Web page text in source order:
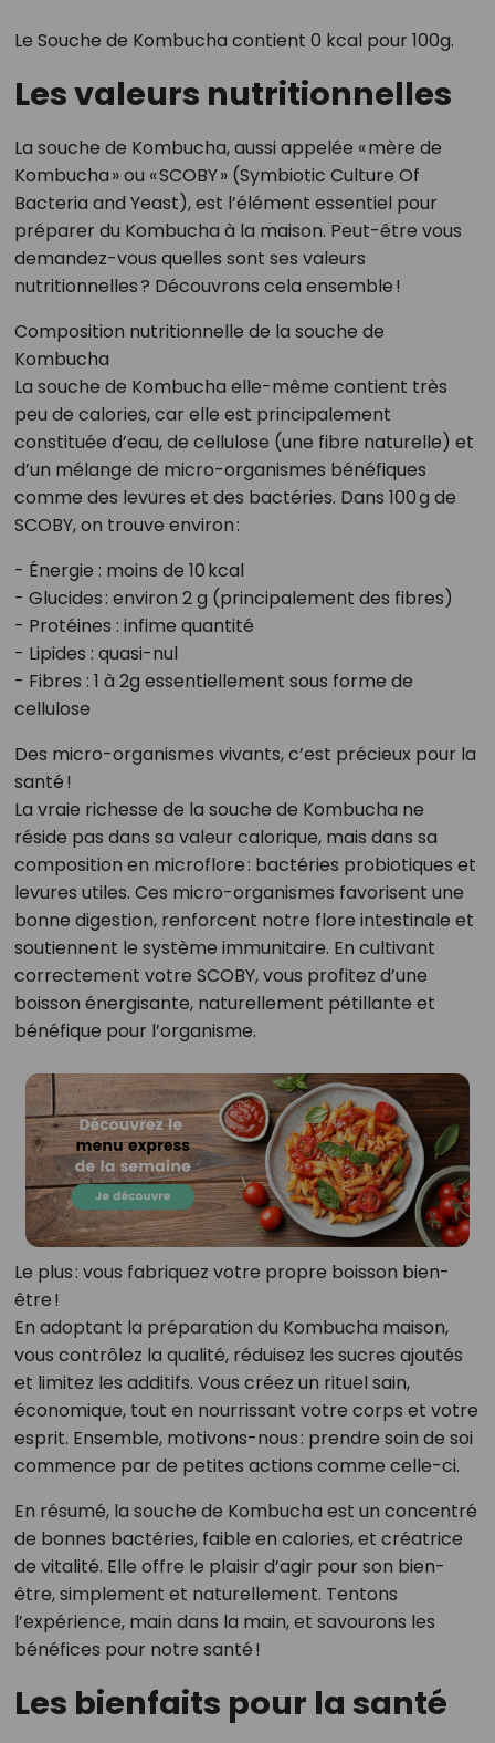
Le Souche de Kombucha contient 0 kcal pour 100g.
Les valeurs nutritionnelles
La souche de Kombucha, aussi appelée « mère de
Kombucha » ou « SCOBY » (Symbiotic Culture Of
Bacteria and Yeast), est l’élément essentiel pour
préparer du Kombucha à la maison. Peut-être vous
demandez-vous quelles sont ses valeurs
nutritionnelles ? Découvrons cela ensemble !
Composition nutritionnelle de la souche de
Kombucha
La souche de Kombucha elle-même contient très
peu de calories, car elle est principalement
constituée d’eau, de cellulose (une fibre naturelle) et
d’un mélange de micro-organismes bénéfiques
comme des levures et des bactéries. Dans 100 g de
SCOBY, on trouve environ :
- Énergie : moins de 10 kcal
- Glucides : environ 2 g (principalement des fibres)
- Protéines : infime quantité
- Lipides : quasi-nul
- Fibres : 1 à 2g essentiellement sous forme de
cellulose
Des micro-organismes vivants, c’est précieux pour la
santé !
La vraie richesse de la souche de Kombucha ne
réside pas dans sa valeur calorique, mais dans sa
composition en microflore : bactéries probiotiques et
levures utiles. Ces micro-organismes favorisent une
bonne digestion, renforcent notre flore intestinale et
soutiennent le système immunitaire. En cultivant
correctement votre SCOBY, vous profitez d’une
boisson énergisante, naturellement pétillante et
bénéfique pour l’organisme.
Le plus : vous fabriquez votre propre boisson bien-
être !
En adoptant la préparation du Kombucha maison,
vous contrôlez la qualité, réduisez les sucres ajoutés
et limitez les additifs. Vous créez un rituel sain,
économique, tout en nourrissant votre corps et votre
esprit. Ensemble, motivons-nous : prendre soin de soi
commence par de petites actions comme celle-ci.
En résumé, la souche de Kombucha est un concentré
de bonnes bactéries, faible en calories, et créatrice
de vitalité. Elle offre le plaisir d’agir pour son bien-
être, simplement et naturellement. Tentons
l’expérience, main dans la main, et savourons les
bénéfices pour notre santé !
Les bienfaits pour la santé